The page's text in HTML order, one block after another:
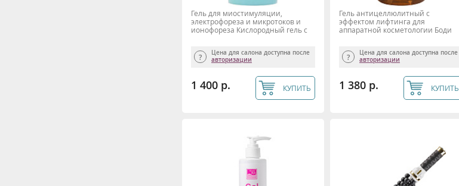
Гель для миостимуляции,
электрофореза и микротоков и
ионофореза Кислородный гель с
Цена для салона доступна после
авторизации
1 400 р. КУПИТЬ
Гель антицеллюлитный с
эффектом лифтинга для
аппаратной косметологии Боди
Цена для салона доступна после
авторизации
1 380 р. КУПИТЬ